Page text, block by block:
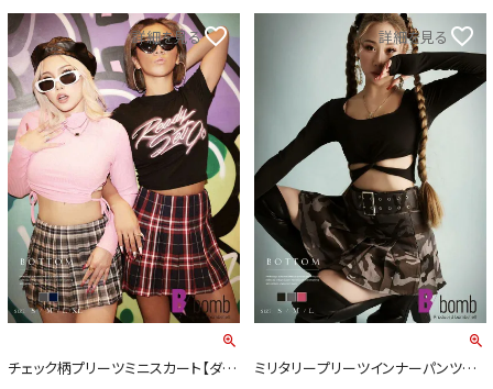
LINE連携でクーポンもらえる!!
同一商品まとめ買いキャンペーン
インスタ写真投稿キャンペーン！
チェック柄プリーツミニスカート【ダン
詳細を見る
ミリタリープリーツインナーパンツス
詳細を見る